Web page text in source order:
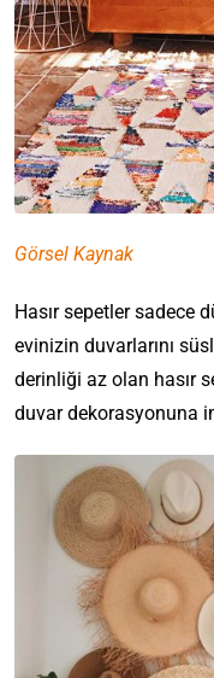
Görsel Kaynak
Hasır sepetler sadece
evinizin duvarlarını
derinliği az olan hasır
duvar dekorasyonuna